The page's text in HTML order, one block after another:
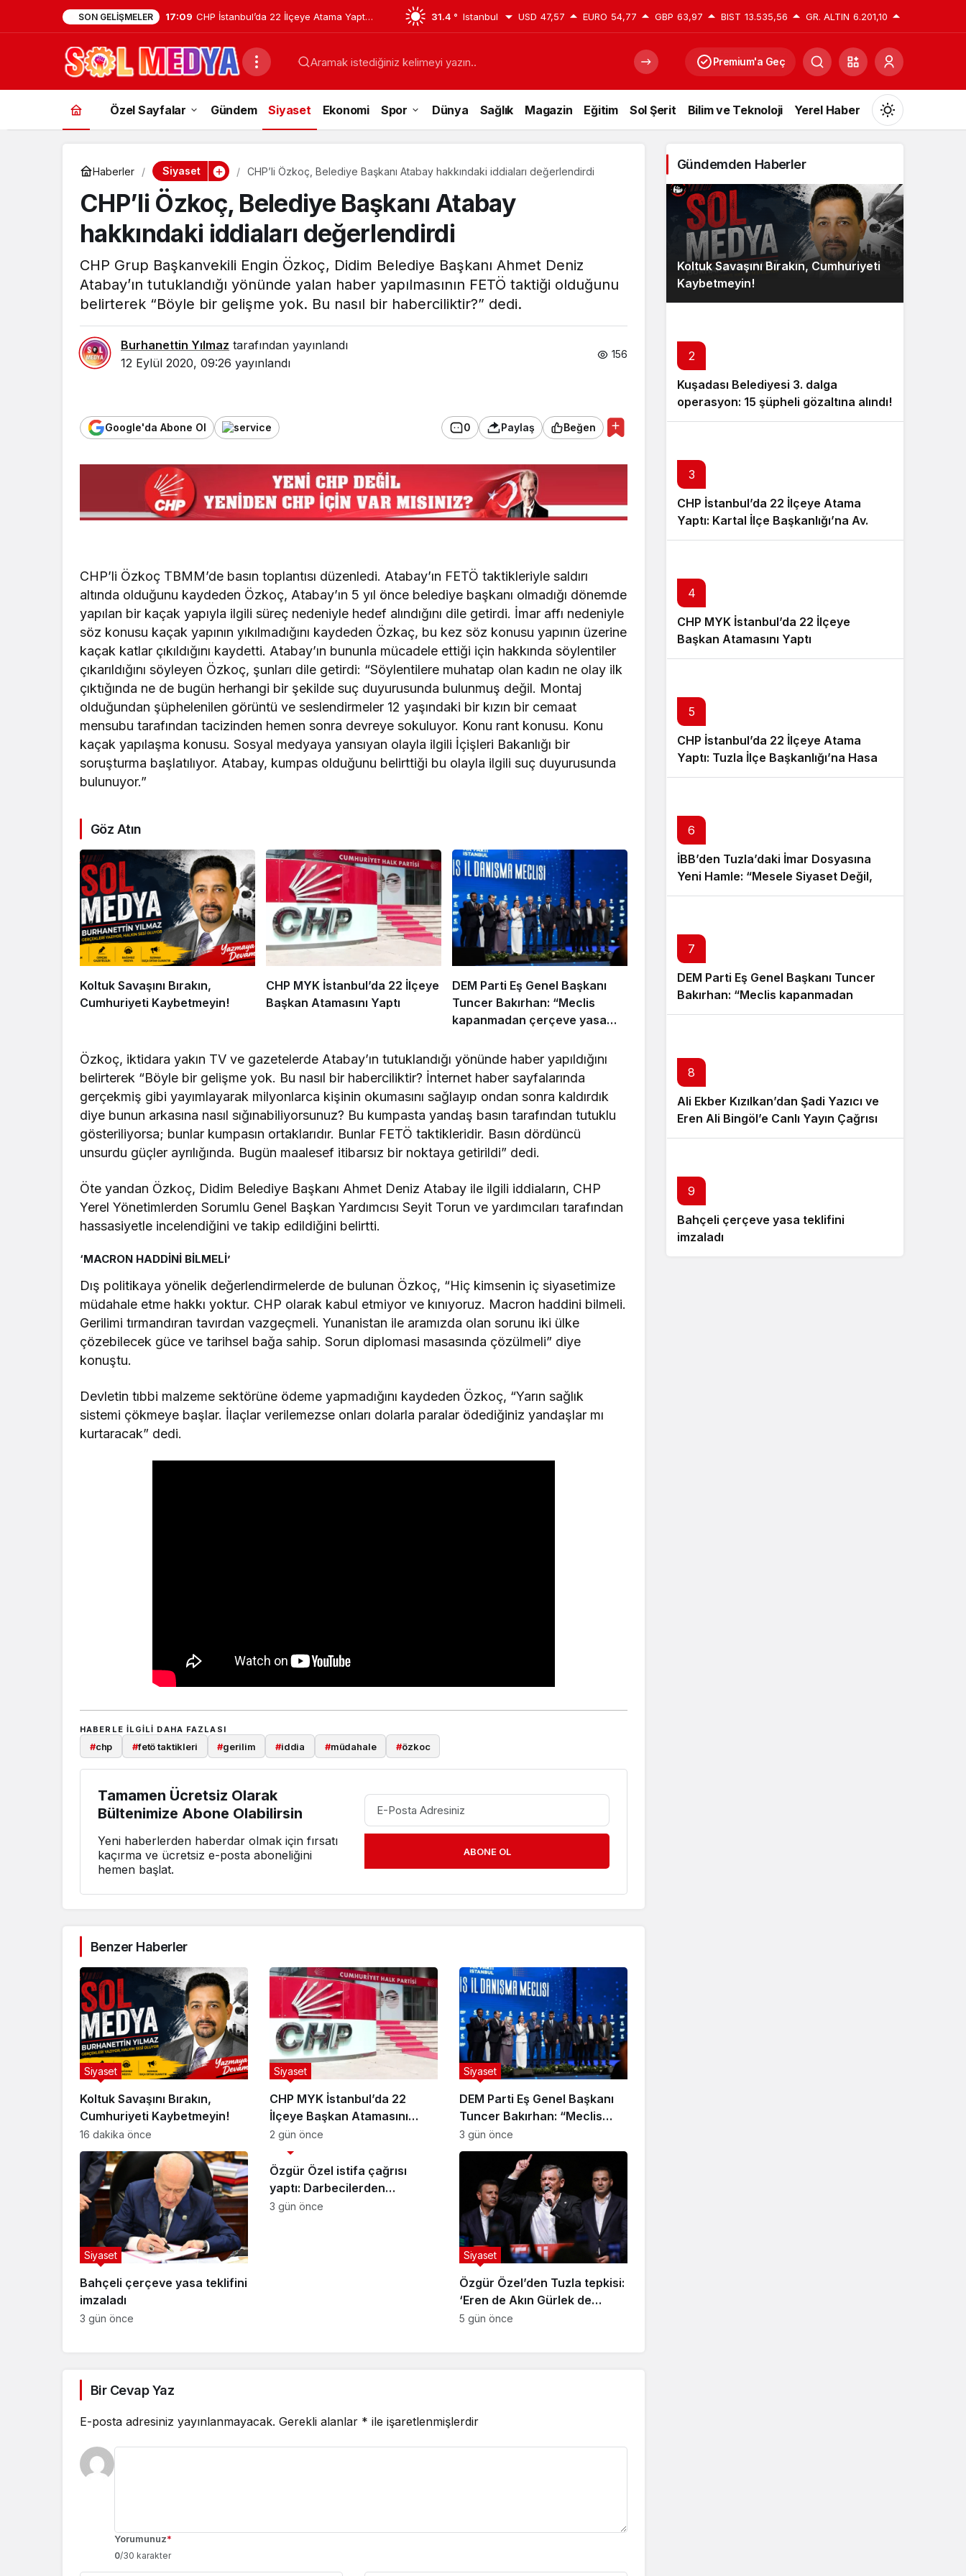
SON GELIŞMELER 17:09 CHP İstanbul’da 22 İlçeye Atama Yaptı:
Kartal İlçe Başkanlığı’na Av. Neşe Büklü
Getirildi
31.4 ° Istanbul USD 47,57 EURO 54,77 GBP 63,97 BIST 13.535,56 GR. ALTIN 6.201,10
Aramak istediğiniz kelimeyi yazın.. Premium'a Geç
Özel Sayfalar Gündem Siyaset Ekonomi Spor Dünya Sağlık Magazin Eğitim Sol Şerit Bilim ve Teknoloji Yerel Haber
Mod
değiştir
Gündüz Modu
Gündüz modunu seçin.
Gece Modu
Haberler Siyaset CHP’li Özkoç, Belediye Başkanı Atabay hakkındaki iddiaları değerlendirdi
CHP’li Özkoç, Belediye Başkanı Atabay
hakkındaki iddiaları değerlendirdi
CHP Grup Başkanvekili Engin Özkoç, Didim Belediye Başkanı Ahmet Deniz
Atabay’ın tutuklandığı yönünde yalan haber yapılmasının FETÖ taktiği olduğunu
belirterek “Böyle bir gelişme yok. Bu nasıl bir haberciliktir?” dedi.
Burhanettin Yılmaz tarafından yayınlandı
12 Eylül 2020, 09:26 yayınlandı
156
Google'da Abone Ol 0 Paylaş Beğen
CHP’li Özkoç TBMM’de basın toplantısı düzenledi. Atabay’ın FETÖ taktikleriyle saldırı
altında olduğunu kaydeden Özkoç, Atabay’ın 5 yıl önce belediye başkanı olmadığı dönemde
yapılan bir kaçak yapıyla ilgili süreç nedeniyle hedef alındığını dile getirdi. İmar affı nedeniyle
söz konusu kaçak yapının yıkılmadığını kaydeden Özkaç, bu kez söz konusu yapının üzerine
kaçak katlar çıkıldığını kaydetti. Atabay’ın bununla mücadele ettiği için hakkında söylentiler
çıkarıldığını söyleyen Özkoç, şunları dile getirdi: “Söylentilere muhatap olan kadın ne olay ilk
çıktığında ne de bugün herhangi bir şekilde suç duyurusunda bulunmuş değil. Montaj
olduğundan şüphelenilen görüntü ve seslendirmeler 12 yaşındaki bir kızın bir cemaat
mensubu tarafından tacizinden hemen sonra devreye sokuluyor. Konu rant konusu. Konu
kaçak yapılaşma konusu. Sosyal medyaya yansıyan olayla ilgili İçişleri Bakanlığı bir
soruşturma başlatılıyor. Atabay, kumpas olduğunu belirttiği bu olayla ilgili suç duyurusunda
bulunuyor.”
Göz Atın
Koltuk Savaşını Bırakın,
Cumhuriyeti Kaybetmeyin!
CHP MYK İstanbul’da 22 İlçeye
Başkan Atamasını Yaptı
DEM Parti Eş Genel Başkanı
Tuncer Bakırhan: “Meclis
kapanmadan çerçeve yasa
Özkoç, iktidara yakın TV ve gazetelerde Atabay’ın tutuklandığı yönünde haber yapıldığını
belirterek “Böyle bir gelişme yok. Bu nasıl bir haberciliktir? İnternet haber sayfalarında
gerçekmiş gibi yayımlayarak milyonlarca kişinin okumasını sağlayıp ondan sonra kaldırdık
diye bunun arkasına nasıl sığınabiliyorsunuz? Bu kumpasta yandaş basın tarafından tutuklu
gösteriliyorsa; bunlar kumpasın ortaklarıdır. Bunlar FETÖ taktikleridir. Basın dördüncü
unsurdu güçler ayrılığında. Bugün maalesef itibarsız bir noktaya getirildi” dedi.
Öte yandan Özkoç, Didim Belediye Başkanı Ahmet Deniz Atabay ile ilgili iddiaların, CHP
Yerel Yönetimlerden Sorumlu Genel Başkan Yardımcısı Seyit Torun ve yardımcıları tarafından
hassasiyetle incelendiğini ve takip edildiğini belirtti.
‘MACRON HADDİNİ BİLMELİ’
Dış politikaya yönelik değerlendirmelerde de bulunan Özkoç, “Hiç kimsenin iç siyasetimize
müdahale etme hakkı yoktur. CHP olarak kabul etmiyor ve kınıyoruz. Macron haddini bilmeli.
Gerilimi tırmandıran tavırdan vazgeçmeli. Yunanistan ile aramızda olan sorunu iki ülke
çözebilecek güce ve tarihsel bağa sahip. Sorun diplomasi masasında çözülmeli” diye
konuştu.
Devletin tıbbi malzeme sektörüne ödeme yapmadığını kaydeden Özkoç, “Yarın sağlık
sistemi çökmeye başlar. İlaçlar verilemezse onları dolarla paralar ödediğiniz yandaşlar mı
kurtaracak” dedi.
HABERLE ILGILI DAHA FAZLASI
#chp #fetö taktikleri #gerilim #iddia #müdahale #özkoc
Tamamen Ücretsiz Olarak
Bültenimize Abone Olabilirsin
Yeni haberlerden haberdar olmak için fırsatı
kaçırma ve ücretsiz e-posta aboneliğini
hemen başlat.
ABONE OL
Benzer Haberler
Koltuk Savaşını Bırakın,
Cumhuriyeti Kaybetmeyin!
Siyaset
16 dakika önce
CHP MYK İstanbul’da 22
İlçeye Başkan Atamasını
Yaptı
Siyaset
2 gün önce
DEM Parti Eş Genel Başkanı
Tuncer Bakırhan: “Meclis
kapanmadan çerçeve yasa
çıkarılmalıdır”
Siyaset
3 gün önce
Bahçeli çerçeve yasa teklifini
imzaladı
Siyaset
3 gün önce
Özgür Özel istifa çağrısı
yaptı: Darbecilerden
butlancılardan kurtulun
Siyaset
3 gün önce
Özgür Özel’den Tuzla tepkisi:
‘Eren de Akın Gürlek de
hesap verecek’
Siyaset
5 gün önce
Bir Cevap Yaz
E-posta adresiniz yayınlanmayacak. Gerekli alanlar * ile işaretlenmişlerdir
Yorumunuz*
0/30 karakter
Gündemden Haberler
Koltuk Savaşını Bırakın, Cumhuriyeti
Kaybetmeyin!
2
Kuşadası Belediyesi 3. dalga
operasyon: 15 şüpheli gözaltına alındı!
3
CHP İstanbul’da 22 İlçeye Atama
Yaptı: Kartal İlçe Başkanlığı’na Av.
Neşe Büklü Getirildi
4
CHP MYK İstanbul’da 22 İlçeye
Başkan Atamasını Yaptı
5
CHP İstanbul’da 22 İlçeye Atama
Yaptı: Tuzla İlçe Başkanlığı’na Hasan
Uzunyayla Getirildi
6
İBB’den Tuzla’daki İmar Dosyasına
Yeni Hamle: “Mesele Siyaset Değil,
Kamu Yararı”
7
DEM Parti Eş Genel Başkanı Tuncer
Bakırhan: “Meclis kapanmadan
çerçeve yasa çıkarılmalıdır”
8
Ali Ekber Kızılkan’dan Şadi Yazıcı ve
Eren Ali Bingöl’e Canlı Yayın Çağrısı
9
Bahçeli çerçeve yasa teklifini
imzaladı
10
Özgür Özel istifa çağrısı yaptı:
Darbecilerden butlancılardan